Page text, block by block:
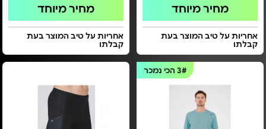
מחיר מיוחד
אחריות על טיב המוצר בעת
קבלתו
מחיר מיוחד
אחריות על טיב המוצר בעת
קבלתו
3#הכי נמכר